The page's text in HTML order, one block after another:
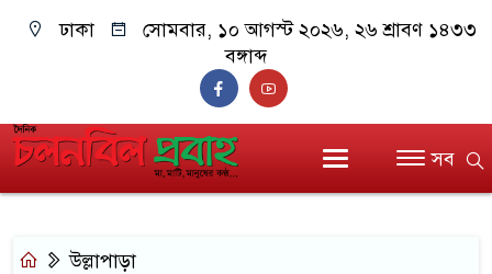
ঢাকা
সোমবার, ১০ আগস্ট ২০২৬, ২৬ শ্রাবণ ১৪৩৩
বঙ্গাব্দ
সব
উল্লাপাড়া